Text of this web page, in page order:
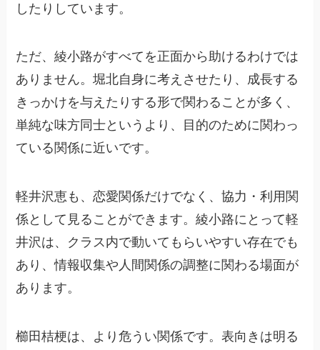
したりしています。
ただ、綾小路がすべてを正面から助けるわけでは
ありません。堀北自身に考えさせたり、成長する
きっかけを与えたりする形で関わることが多く、
単純な味方同士というより、目的のために関わっ
ている関係に近いです。
軽井沢恵も、恋愛関係だけでなく、協力・利用関
係として見ることができます。綾小路にとって軽
井沢は、クラス内で動いてもらいやすい存在でも
あり、情報収集や人間関係の調整に関わる場面が
あります。
櫛田桔梗は、より危うい関係です。表向きは明る